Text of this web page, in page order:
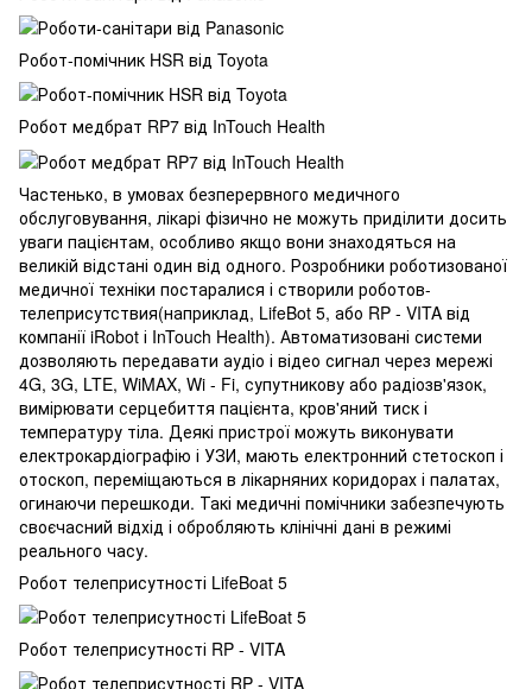
Робот-помічник HSR від Toyota
Робот медбрат RP7 від InTouch Health
Частенько, в умовах безперервного медичного
обслуговування, лікарі фізично не можуть приділити досить
уваги пацієнтам, особливо якщо вони знаходяться на
великій відстані один від одного. Розробники роботизованої
медичної техніки постаралися і створили роботов-
телеприсутствия(наприклад, LifeBot 5, або RP - VITA від
компанії iRobot і InTouch Health). Автоматизовані системи
дозволяють передавати аудіо і відео сигнал через мережі
4G, 3G, LTE, WiMAX, Wi - Fi, супутникову або радіозв'язок,
вимірювати серцебиття пацієнта, кров'яний тиск і
температуру тіла. Деякі пристрої можуть виконувати
електрокардіографію і УЗИ, мають електронний стетоскоп і
отоскоп, переміщаються в лікарняних коридорах і палатах,
огинаючи перешкоди. Такі медичні помічники забезпечують
своєчасний відхід і обробляють клінічні дані в режимі
реального часу.
Робот телеприсутності LifeBoat 5
Робот телеприсутності RP - VITA